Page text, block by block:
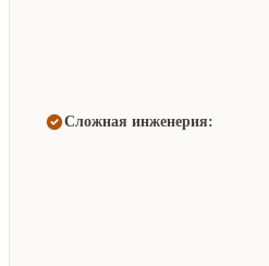
Сложная инженерия: